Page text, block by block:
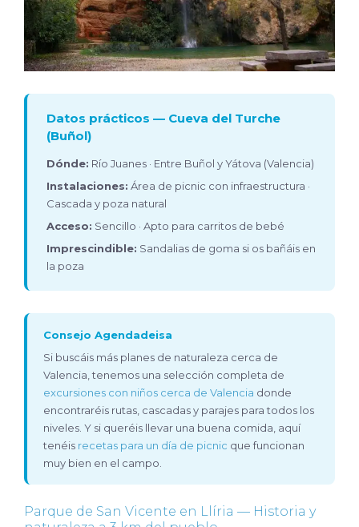
Datos prácticos — Cueva del Turche
(Buñol)
Dónde: Río Juanes · Entre Buñol y Yátova (Valencia)
Instalaciones: Área de picnic con infraestructura ·
Cascada y poza natural
Acceso: Sencillo · Apto para carritos de bebé
Imprescindible: Sandalias de goma si os bañáis en
la poza
Consejo Agendadeisa
Si buscáis más planes de naturaleza cerca de
Valencia, tenemos una selección completa de
excursiones con niños cerca de Valencia donde
encontraréis rutas, cascadas y parajes para todos los
niveles. Y si queréis llevar una buena comida, aquí
tenéis recetas para un día de picnic que funcionan
muy bien en el campo.
Parque de San Vicente en Llíria — Historia y